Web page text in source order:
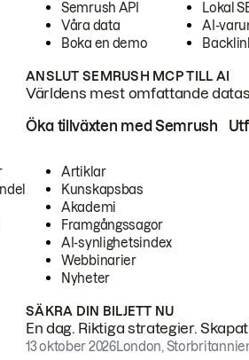
Semrush API
Våra data
Boka en demo
Lokal
AI-
ANSLUT SEMRUSH MCP TILL AI
Världens mest omfattande
Öka tillväxten med Semrush
Artiklar
Kunskapsbas
Akademi
Framgångssagor
AI-synlighetsindex
Webbinarier
Nyheter
SÄKRA DIN BILJETT NU
En dag. Riktiga strategier.
13 oktober 2026London,